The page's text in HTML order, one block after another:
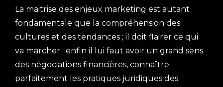
La maitrise des enjeux marketing est autant
fondamentale que la compréhension des
cultures et des tendances ; il doit flairer ce qui
va marcher ; enfin il lui faut avoir un grand sens
des négociations financières, connaître
parfaitement les pratiques juridiques des